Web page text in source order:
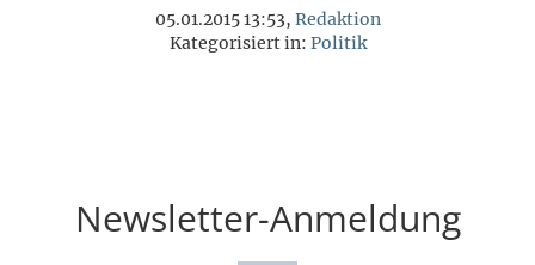
05.01.2015 13:53, Redaktion
Kategorisiert in: Politik
Newsletter-Anmeldung